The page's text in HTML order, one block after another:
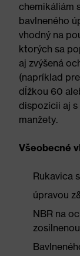
chemikáliám
bavlneného
vhodný na
ktorých sa
aj zvýšená
(napríklad
dĺžkou 60
dispozícii aj
manžety.
Všeobecné
Rukavica
úpravou
NBR na